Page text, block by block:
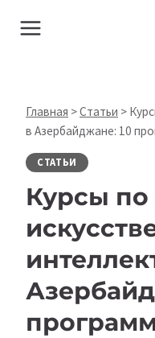
Главная >Статьи >
в Азербайджане: 10
СТАТЬИ
Курсы по